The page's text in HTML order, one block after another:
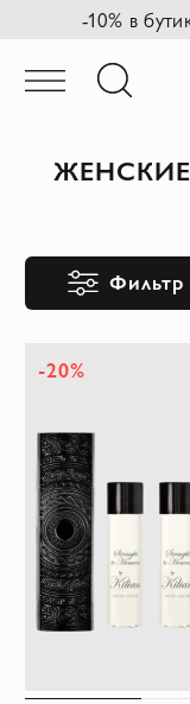
-10% в
Фильтр
-20%